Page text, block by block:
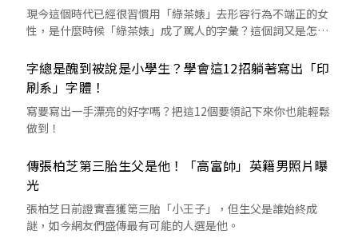
現今這個時代已經很習慣用「綠茶婊」去形容行為不端正的女
性，是什麼時候「綠茶婊」成了罵人的字彙？這個詞又是怎麼
字總是醜到被說是小學生？學會這12招躺著寫出「印
刷系」字體！
寫要寫出一手漂亮的好字嗎？把這12個要領記下來你也能輕鬆
做到！
傳張柏芝第三胎生父是他！「高富帥」英籍男照片曝
光
張柏芝日前證實喜獲第三胎「小王子」，但生父是誰始終成
謎，如今網友們盛傳最有可能的人選是他。